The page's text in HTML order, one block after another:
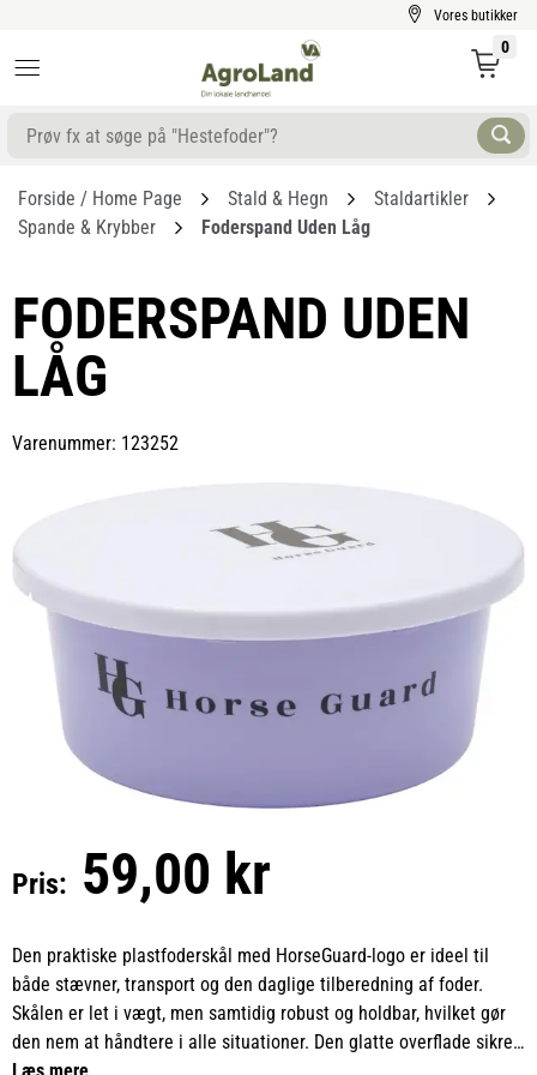
Vores butikker
0
Forside / Home Page Stald & Hegn
Staldartikler
Spande & Krybber
Foderspand Uden Låg
FODERSPAND UDEN
LÅG
Varenummer: 123252
Pris: 59,00 kr
Den praktiske plastfoderskål med HorseGuard-logo er ideel til
både stævner, transport og den daglige tilberedning af foder.
Skålen er let i vægt, men samtidig robust og holdbar, hvilket gør
den nem at håndtere i alle situationer. Den glatte overflade sikrer,